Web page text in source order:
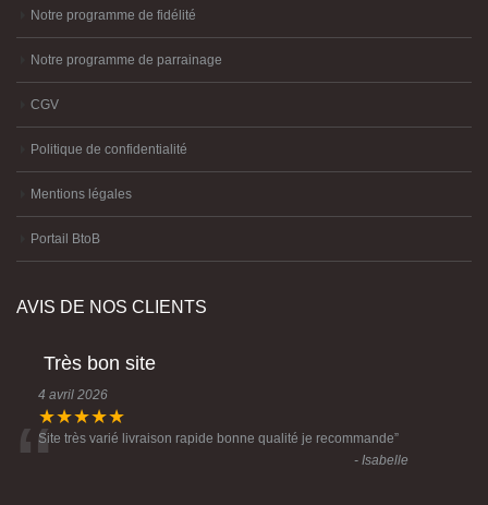
Notre programme de fidélité
Notre programme de parrainage
CGV
Politique de confidentialité
Mentions légales
Portail BtoB
4 avril 2026
★★★★★
Site très varié livraison rapide bonne qualité je recommande”